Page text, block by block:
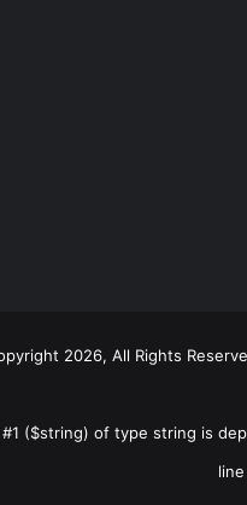
2026, All Rights
($string) of type string is
line